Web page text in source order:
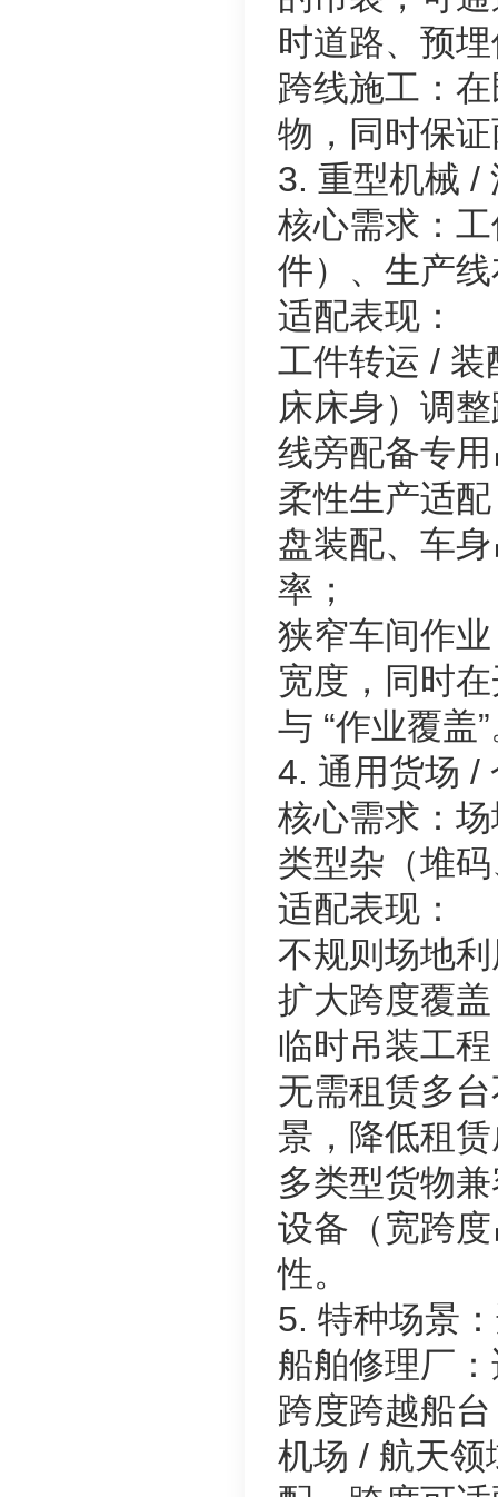
时道路、预
跨线施工：
物，同时保
3. 重型机械 /
核心需求：
件）、生产
适配表现：
工件转运 /
床床身）调
线旁配备专
柔性生产适
盘装配、车
率；
狭窄车间作
宽度，同时
与 “作业覆盖
4. 通用货场 /
核心需求：
类型杂（堆
适配表现：
不规则场地
扩大跨度覆
临时吊装工
无需租赁多
景，降低租
多类型货物
设备（宽跨
性。
5. 特种场景
船舶修理厂
跨度跨越船
机场 / 航天领